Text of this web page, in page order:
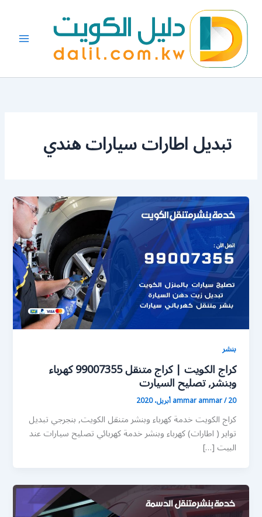
المحتوى
تبديل اطارات سيارات هندي
بنشر
كراج الكويت | كراج متنقل 99007355 كهرباء
وبنشر, تصليح السيارت
ammar ammar/20 أبريل، 2020
كراج الكويت خدمة كهرباء وبنشر متنقل الكويت, بنجرجي تبديل
تواير ( اطارات) كهرباء وبنشر خدمة كهربائي تصليح سيارات عند
البيت […]